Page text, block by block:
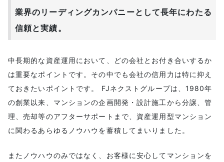
業界のリーディングカンパニーとして長年にわたる
信頼と実績。
中長期的な資産運用において、どの会社とお付き合いするか
は重要なポイントです。その中でも会社の信用力は特に抑え
ておきたいポイントです。 FJネクストグループは、1980年
の創業以来、マンションの企画開発・設計施工から分譲、管
理、売却等のアフターサポートまで、資産運用型マンション
に関わるあらゆるノウハウを蓄積してまいりました。
またノウハウのみではなく、お客様に安心してマンションを